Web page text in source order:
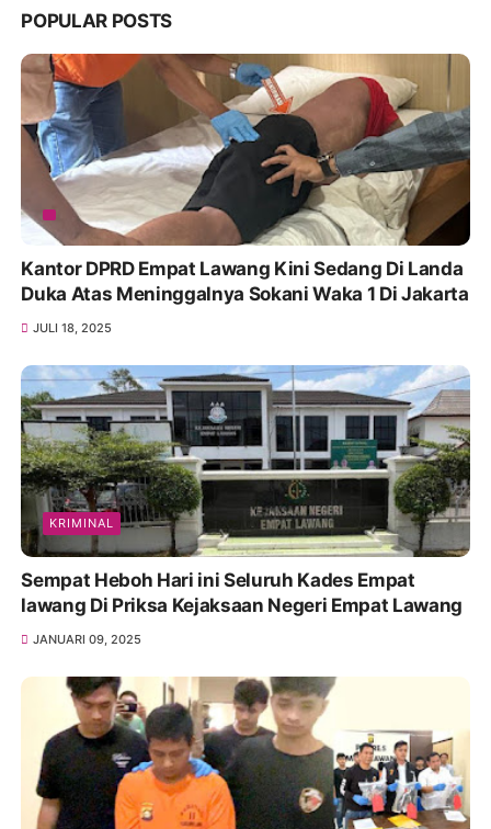
POPULAR POSTS
Kantor DPRD Empat Lawang Kini Sedang Di Landa
Duka Atas Meninggalnya Sokani Waka 1 Di Jakarta
JULI 18, 2025
KRIMINAL
Sempat Heboh Hari ini Seluruh Kades Empat
lawang Di Priksa Kejaksaan Negeri Empat Lawang
JANUARI 09, 2025